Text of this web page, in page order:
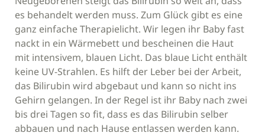
es behandelt werden muss. Zum Glück gibt es eine
ganz einfache Therapielicht. Wir legen ihr Baby fast
nackt in ein Wärmebett und bescheinen die Haut
mit intensivem, blauen Licht. Das blaue Licht enthält
keine UV-Strahlen. Es hilft der Leber bei der Arbeit,
das Bilirubin wird abgebaut und kann so nicht ins
Gehirn gelangen. In der Regel ist ihr Baby nach zwei
bis drei Tagen so fit, dass es das Bilirubin selber
abbauen und nach Hause entlassen werden kann.